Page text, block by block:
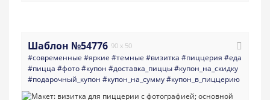
Шаблон №54776 90 x 50
#современные #яркие #темные #визитка #пиццерия #еда
#пицца #фото#купон #доставка_пиццы#купон_на_скидку
#подарочный_купон #купон_на_сумму#купон_в_пиццерию